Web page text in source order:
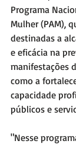
Programa
Mulher (PAM),
destinadas a
e eficácia na
manifestações
como a
capacidade
públicos e
"Nesse